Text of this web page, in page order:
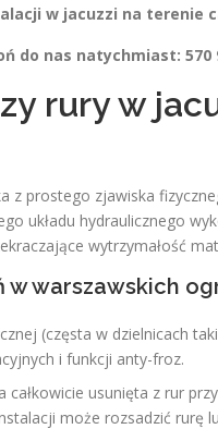
w jacuzzi na terenie
do nas natychmiast: 570
rury w
z prostego zjawiska
układu hydraulicznego
wytrzymałość
w warszawskich
(częsta w dzielnicach
i funkcji anty-froz.
całkowicie usunięta z rur
może rozsadzić rurę